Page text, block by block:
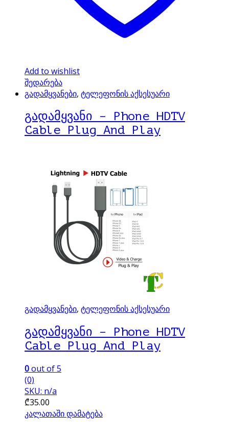
Add to wishlist
შედარება
გადამყვანები, ტელეფონის აქსესუარი
გადამყვანი – Phone HDTV
Cable Plug And Play
გადამყვანები, ტელეფონის აქსესუარი
გადამყვანი – Phone HDTV
Cable Plug And Play
0out of 5
(0)
SKU: n/a
₾35.00
კალათაში დამატება